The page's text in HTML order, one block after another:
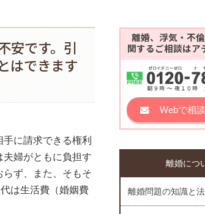
安です。引
はできます
に請求できる権利
婦がともに負担す
ず、また、そもそ
は生活費（婚姻費
離婚、浮気・不
関するご相談はア
Webで相
離婚につ
離婚問題の知識と